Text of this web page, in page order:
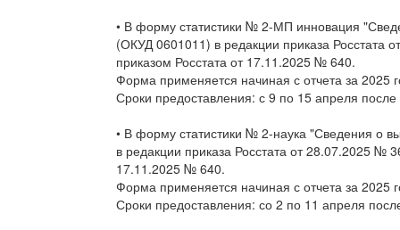
• В форму статистики № 2-МП инновация
(ОКУД 0601011) в редакции приказа Росстата
приказом Росстата от 17.11.2025 № 640.
Форма применяется начиная с отчета за 2025
Сроки предоставления: с 9 по 15 апреля после
• В форму статистики № 2-наука "Сведения о
в редакции приказа Росстата от 28.07.2025 №
17.11.2025 № 640.
Форма применяется начиная с отчета за 2025
Сроки предоставления: со 2 по 11 апреля